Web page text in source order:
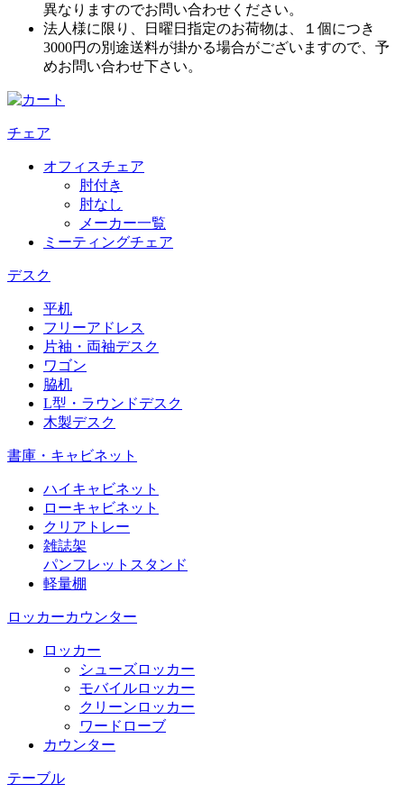
異なりますのでお問い合わせください。
法人様に限り、日曜日指定のお荷物は、１個につき
3000円の別途送料が掛かる場合がございますので、予
めお問い合わせ下さい。
チェア
オフィスチェア
肘付き
肘なし
メーカー一覧
ミーティングチェア
デスク
平机
フリーアドレス
片袖・両袖デスク
ワゴン
脇机
L型・ラウンドデスク
木製デスク
書庫・キャビネット
ハイキャビネット
ローキャビネット
クリアトレー
雑誌架
パンフレットスタンド
軽量棚
ロッカーカウンター
ロッカー
シューズロッカー
モバイルロッカー
クリーンロッカー
ワードローブ
カウンター
テーブル